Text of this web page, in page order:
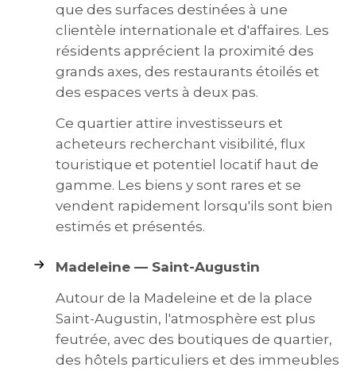
que des surfaces destinées à une
clientèle internationale et d'affaires. Les
résidents apprécient la proximité des
grands axes, des restaurants étoilés et
des espaces verts à deux pas.
Ce quartier attire investisseurs et
acheteurs recherchant visibilité, flux
touristique et potentiel locatif haut de
gamme. Les biens y sont rares et se
vendent rapidement lorsqu'ils sont bien
estimés et présentés.
Madeleine — Saint-Augustin
Autour de la Madeleine et de la place
Saint-Augustin, l'atmosphère est plus
feutrée, avec des boutiques de quartier,
des hôtels particuliers et des immeubles